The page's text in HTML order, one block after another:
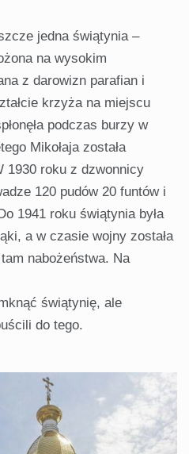
jedna świątynia –
na wysokim
z darowizn parafian i
krzyża na miejscu
podczas burzy w
Mikołaja została
1930 roku z dzwonnicy
120 pudów 20 funtów i
1941 roku świątynia była
a w czasie wojny została
nabożeństwa. Na
świątynię, ale
do tego.